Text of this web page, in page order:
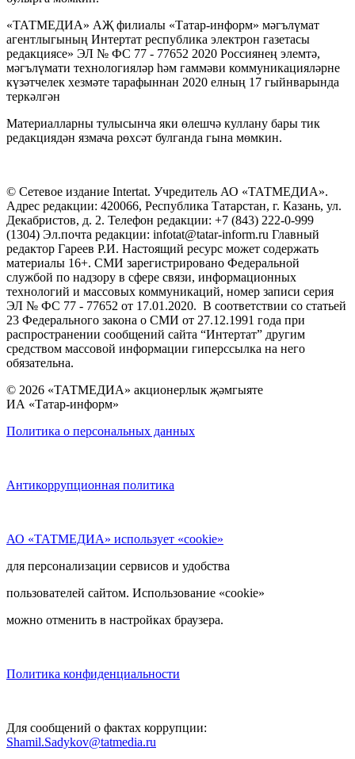
«ТАТМЕДИА» АҖ филиалы «Татар-информ» мәгълүмат
агентлыгының Интертат республика электрон газетасы
редакциясе» ЭЛ № ФС 77 - 77652 2020 Россиянең элемтә,
мәгълүмати технологияләр һәм гаммәви коммуникацияләрне
күзәтчелек хезмәте тарафыннан 2020 елның 17 гыйнварында
теркәлгән
Материалларны тулысынча яки өлешчә куллану бары тик
редакциядән язмача рөхсәт булганда гына мөмкин.
© Сетевое издание Intertat. Учредитель АО «ТАТМЕДИА».
Адрес редакции: 420066, Республика Татарстан, г. Казань, ул.
Декабристов, д. 2. Телефон редакции: +7 (843) 222-0-999
(1304) Эл.почта редакции: infotat@tatar-inform.ru Главный
редактор Гареев Р.И. Настоящий ресурс может содержать
материалы 16+. СМИ зарегистрировано Федеральной
службой по надзору в сфере связи, информационных
технологий и массовых коммуникаций, номер записи серия
ЭЛ № ФС 77 - 77652 от 17.01.2020. В соответствии со статьей
23 Федерального закона о СМИ от 27.12.1991 года при
распространении сообщений сайта “Интертат” другим
средством массовой информации гиперссылка на него
обязательна.
© 2026 «ТАТМЕДИА» акционерлык җәмгыяте
ИА «Татар-информ»
Политика о персональных данных
Антикоррупционная политика
АО «ТАТМЕДИА» использует «cookie»
для персонализации сервисов и удобства
пользователей сайтом. Использование «cookie»
можно отменить в настройках браузера.
Политика конфиденциальности
Для сообщений о фактах коррупции:
Shamil.Sadykov@tatmedia.ru